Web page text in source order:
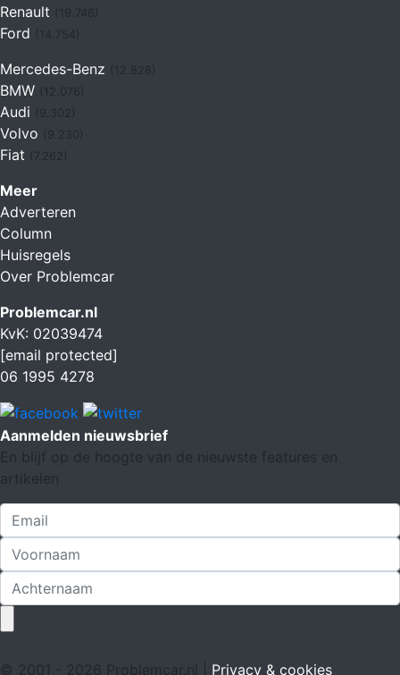
Renault (19.746)
Ford (14.754)
Mercedes-Benz
BMW (12.076)
Audi
Volvo
Fiat (7.262)
Meer
Adverteren
Column
Huisregels
Over Problemcar
Problemcar.nl
KvK: 02039474
[email protected]
06 1995 4278
Aanmelden nieuwsbrief
En blijf op de hoogte van de nieuwste features en
artikelen
© 2001 - 2026 Problemcar.nl | Privacy & cookies